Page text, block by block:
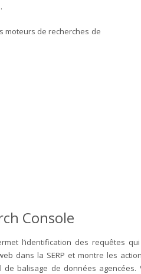
moteurs de recherches de
Console
l’identification des requêtes
dans la SERP et montre les
de balisage de données